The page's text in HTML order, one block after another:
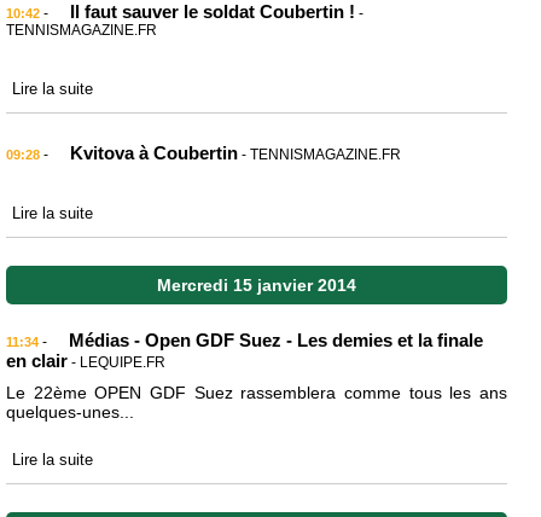
10:42 - Il faut sauver le soldat Coubertin ! -
TENNISMAGAZINE.FR
Lire la suite
09:28 - Kvitova à Coubertin - TENNISMAGAZINE.FR
Lire la suite
Mercredi 15 janvier 2014
11:34 -
Médias - Open GDF Suez - Les demies et la finale
en clair - LEQUIPE.FR
Le 22ème OPEN GDF Suez rassemblera comme tous les ans
quelques-unes...
Lire la suite